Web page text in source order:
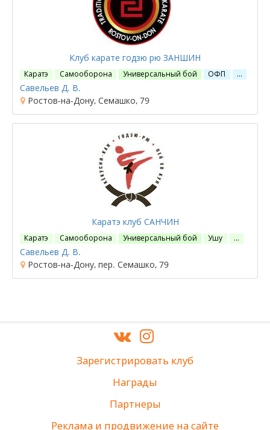
Клуб карате годзю рю ЗАНШИН
Каратэ Самооборона Универсальный бой ОФП …
Савельев Д. В.
Ростов-на-Дону, Семашко, 79
Каратэ клуб САНЧИН
Каратэ Самооборона Универсальный бой Ушу …
Савельев Д. В.
Ростов-на-Дону, пер. Семашко, 79
Зарегистрировать клуб
Награды
Партнеры
Реклама и продвижение на сайте